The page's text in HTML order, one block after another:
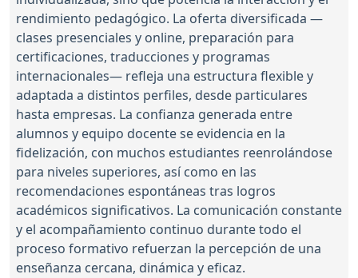
rendimiento pedagógico. La oferta diversificada —
clases presenciales y online, preparación para
certificaciones, traducciones y programas
internacionales— refleja una estructura flexible y
adaptada a distintos perfiles, desde particulares
hasta empresas. La confianza generada entre
alumnos y equipo docente se evidencia en la
fidelización, con muchos estudiantes reenrolándose
para niveles superiores, así como en las
recomendaciones espontáneas tras logros
académicos significativos. La comunicación constante
y el acompañamiento continuo durante todo el
proceso formativo refuerzan la percepción de una
enseñanza cercana, dinámica y eficaz.